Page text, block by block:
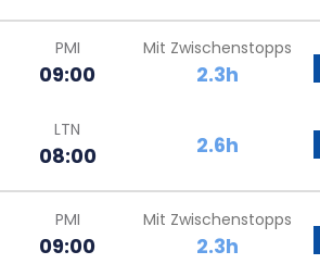
PMI
09:00
Mit Zwischenstopps
2.3h
LTN
08:00 2.6h
PMI
09:00
Mit Zwischenstopps
2.3h